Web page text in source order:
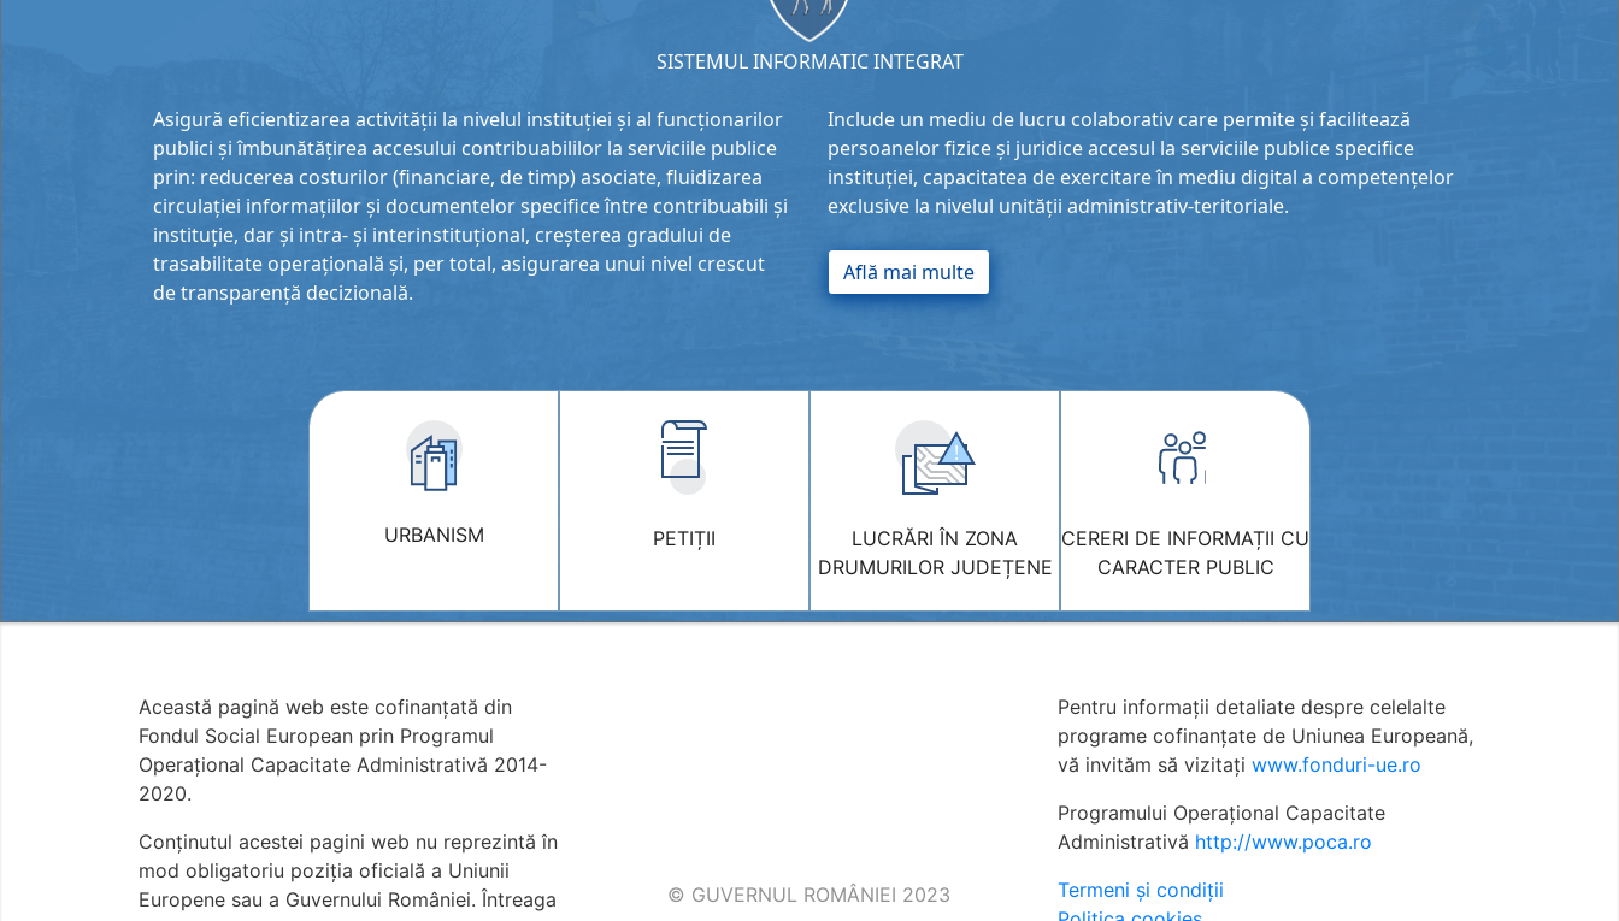
SISTEMUL INFORMATIC INTEGRAT
Asigură eficientizarea activității la nivelul instituției și al funcționarilor
publici și îmbunătățirea accesului contribuabililor la serviciile publice
prin: reducerea costurilor (financiare, de timp) asociate, fluidizarea
circulației informațiilor și documentelor specifice între contribuabili și
instituție, dar și intra- și interinstituțional, creșterea gradului de
trasabilitate operațională și, per total, asigurarea unui nivel crescut
de transparență decizională.
Include un mediu de lucru colaborativ care permite și facilitează
persoanelor fizice și juridice accesul la serviciile publice specifice
instituției, capacitatea de exercitare în mediu digital a competențelor
exclusive la nivelul unității administrativ-teritoriale.
Află mai multe
URBANISM PETIȚII
!
LUCRĂRI ÎN ZONA
DRUMURILOR JUDEȚENE
CERERI DE INFORMAȚII CU
CARACTER PUBLIC
Această pagină web este cofinanțată din
Fondul Social European prin Programul
Operațional Capacitate Administrativă 2014-
2020.
Conţinutul acestei pagini web nu reprezintă în
mod obligatoriu poziţia oficială a Uniunii
Europene sau a Guvernului României. Întreaga
© GUVERNUL ROMÂNIEI 2023
Pentru informații detaliate despre celelalte
programe cofinanțate de Uniunea Europeană,
vă invităm să vizitați www.fonduri-ue.ro
Programului Operațional Capacitate
Administrativă http://www.poca.ro
Termeni și condiții